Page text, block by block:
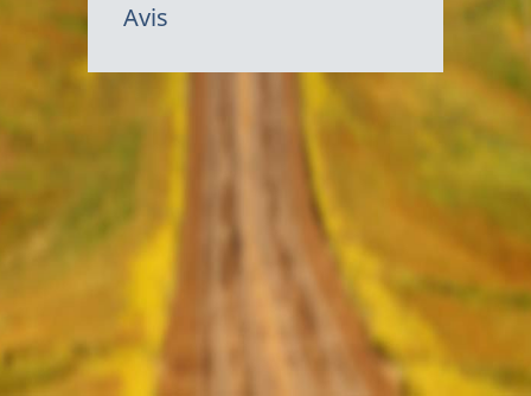
Avis
Canada